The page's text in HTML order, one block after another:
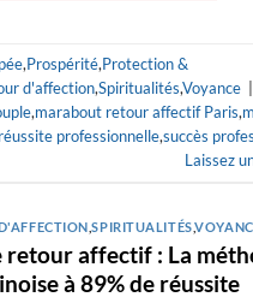
,Prospérité,Protection &
d'affection,Spiritualités,Voyance
,marabout retour affectif Paris,
réussite professionnelle,succès
Laissez
,SPIRITUALITÉS,
retour affectif : La
à 89% de réussite